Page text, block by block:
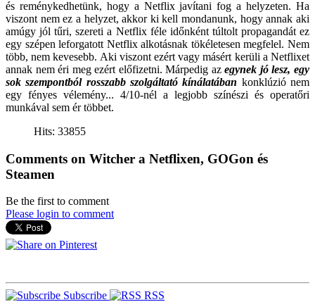
és reménykedhetünk, hogy a Netflix javítani fog a helyzeten. Ha
viszont nem ez a helyzet, akkor ki kell mondanunk, hogy annak aki
amúgy jól tűri, szereti a Netflix féle időnként túltolt propagandát ez
egy szépen leforgatott Netflix alkotásnak tökéletesen megfelel. Nem
több, nem kevesebb. Aki viszont ezért vagy másért kerüli a Netflixet
annak nem éri meg ezért előfizetni. Márpedig azegynek jó lesz, egy
sok szempontból rosszabb szolgáltató kínálatában konklúzió nem
egy fényes vélemény... 4/10-nél a legjobb színészi és operatőri
munkával sem ér többet.
Hits: 33855
Comments on Witcher a Netflixen, GOGon és
Steamen
Be the first to comment
Please login to comment
Subscribe RSS